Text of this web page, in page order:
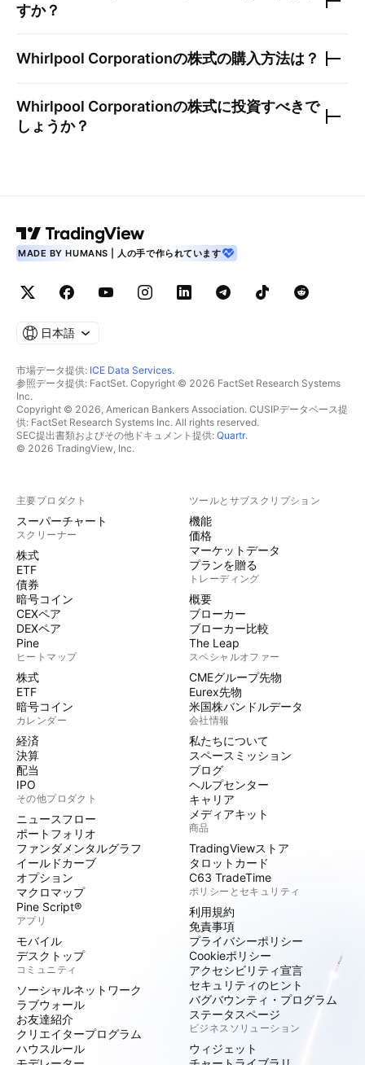
すか？
Whirlpool Corporationの株式の購入方法は？
Whirlpool Corporationの株式に投資すべきで
しょうか？
MADE BY HUMANS | 人の手で作られています
日本語
市場データ提供: ICE Data Services.
参照データ提供: FactSet. Copyright © 2026 FactSet Research Systems
Inc.
Copyright © 2026, American Bankers Association. CUSIPデータベース提
供: FactSet Research Systems Inc. All rights reserved.
SEC提出書類およびその他ドキュメント提供: Quartr.
© 2026 TradingView, Inc.
主要プロダクト
スーパーチャート
スクリーナー
株式
ETF
債券
暗号コイン
CEXペア
DEXペア
Pine
ヒートマップ
株式
ETF
暗号コイン
カレンダー
経済
決算
配当
IPO
その他プロダクト
ニュースフロー
ポートフォリオ
ファンダメンタルグラフ
イールドカーブ
オプション
マクロマップ
Pine Script®
アプリ
モバイル
デスクトップ
コミュニティ
ソーシャルネットワーク
ラブウォール
お友達紹介
クリエイタープログラム
ハウスルール
ツールとサブスクリプション
機能
価格
マーケットデータ
プランを贈る
トレーディング
概要
ブローカー
ブローカー比較
The Leap
スペシャルオファー
CMEグループ先物
Eurex先物
米国株バンドルデータ
会社情報
私たちについて
スペースミッション
ブログ
ヘルプセンター
キャリア
メディアキット
商品
TradingViewストア
タロットカード
C63 TradeTime
ポリシーとセキュリティ
利用規約
免責事項
プライバシーポリシー
Cookieポリシー
アクセシビリティ宣言
セキュリティのヒント
バグバウンティ・プログラム
ステータスページ
ビジネスソリューション
ウィジェット